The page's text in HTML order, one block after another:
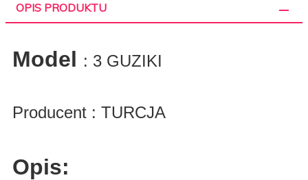
OPIS PRODUKTU
Model : 3 GUZIKI
Producent : TURCJA
Opis: